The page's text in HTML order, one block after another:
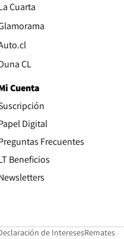
Cuarta
Opens in new window
CLOpens in new window
Cuenta
DigitalOpens in new
Frecuentes
Beneficios
in new window
de InteresesOpens in
Remates